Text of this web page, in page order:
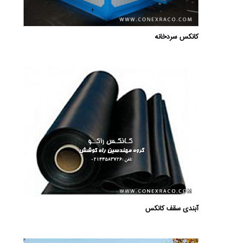
کانکس سردخانه
آبندی سقف کانکس